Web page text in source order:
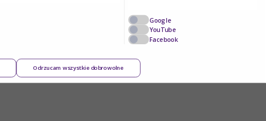
Google
YouTube
Facebook
Odrzucam wszystkie dobrowolne